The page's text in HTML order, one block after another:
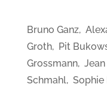
Bruno Ganz,
Groth, Pit
Grossmann,
Schmahl, Sophie